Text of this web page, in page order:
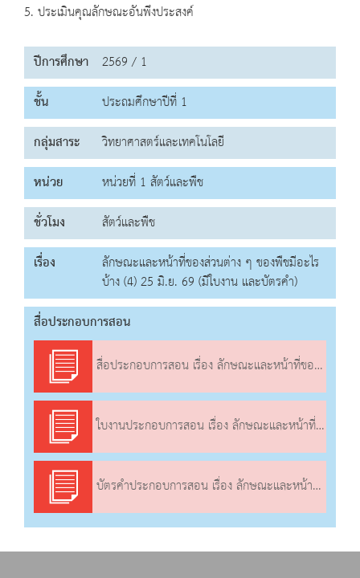
5. ประเมินคุณลักษณะอันพึงประสงค์
ปีการศึกษา 2569 / 1
ชั้น
ประถมศึกษาปีที่ 1
กลุ่มสาระ
วิทยาศาสตร์และเทคโนโลยี
หน่วย
หน่วยที่ 1 สัตว์และพืช
ชั่วโมง
สัตว์และพืช
เรื่อง
ลักษณะและหน้าที่ของส่วนต่าง ๆ ของพืชมีอะไร
บ้าง (4) 25 มิ.ย. 69 (มีใบงาน และบัตรคำ)
สื่อประกอบการสอน
สื่อประกอบการสอน เรื่อง ลักษณะและหน้าที่ของส่วนต่าง ๆ ของพืชมีอะไรบ้าง (4)
ใบงานประกอบการสอน เรื่อง ลักษณะและหน้าที่ของส่วนต่าง ๆ ของพืชมีอะไรบ้าง (4)
บัตรคำประกอบการสอน เรื่อง ลักษณะและหน้าที่ของส่วนต่าง ๆ ของพืชมีอะไรบ้าง (4)